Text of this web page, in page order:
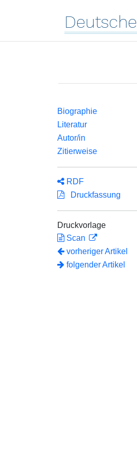
Deutsche
Biographie
Literatur
Autor/in
Zitierweise
RDF
Druckfassung
Druckvorlage
Scan
vorheriger Artikel
folgender Artikel